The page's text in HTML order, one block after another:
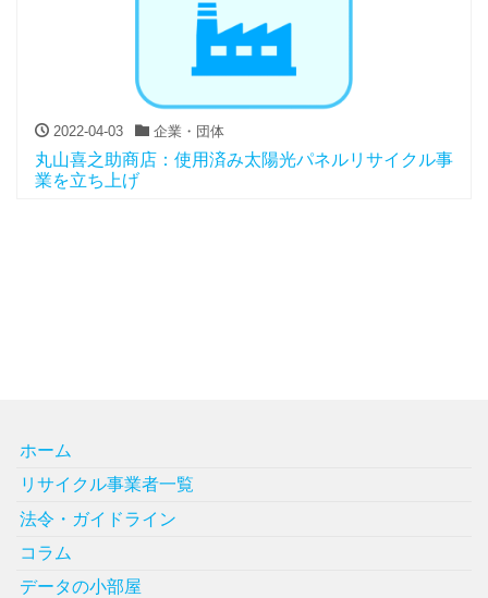
2022-04-03 企業・団体
丸山喜之助商店：使用済み太陽光パネルリサイクル事
業を立ち上げ
ホーム
リサイクル事業者一覧
法令・ガイドライン
コラム
データの小部屋